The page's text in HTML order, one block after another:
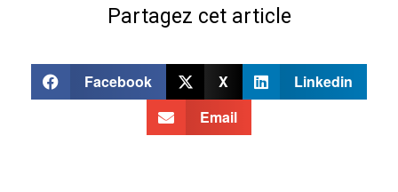
Partagez cet article
Facebook X
Linkedin
Email